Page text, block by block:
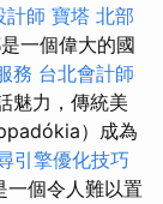
計師 寶塔 北部
一個偉大的國
務 台北會計師
魅力，傳統美
）成為
引擎優化技巧
一個令人難以置